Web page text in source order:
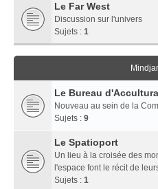
Le Far West
Discussion sur l'univers
Sujets : 1
Le Bureau
Nouveau au sein de la
Sujets : 9
Le Spatioport
Un lieu à la croisée des
l'espace font le récit de
Sujets : 1